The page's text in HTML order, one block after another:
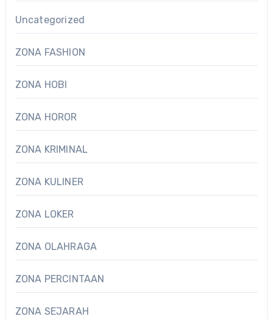
Uncategorized
ZONA FASHION
ZONA HOBI
ZONA HOROR
ZONA KRIMINAL
ZONA KULINER
ZONA LOKER
ZONA OLAHRAGA
ZONA PERCINTAAN
ZONA SEJARAH